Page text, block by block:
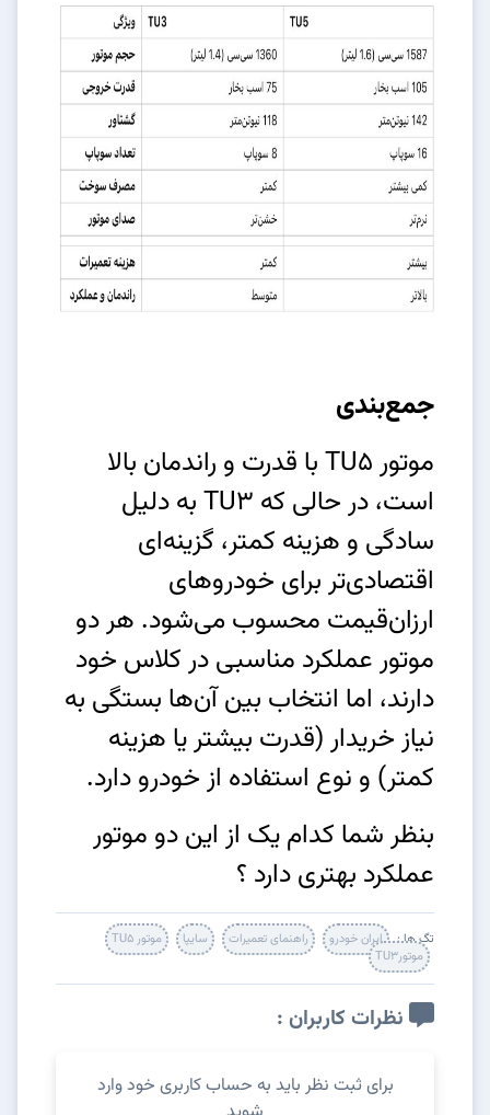
جمع‌بندی
موتور TU5 با قدرت و راندمان بالا
است، در حالی که TU3 به دلیل
سادگی و هزینه کمتر، گزینه‌ای
اقتصادی‌تر برای خودروهای
ارزان‌قیمت محسوب می‌شود. هر دو
موتور عملکرد مناسبی در کلاس خود
دارند، اما انتخاب بین آن‌ها بستگی به
نیاز خریدار (قدرت بیشتر یا هزینه
کمتر) و نوع استفاده از خودرو دارد.
بنظر شما کدام یک از این دو موتور
عملکرد بهتری دارد ؟
تگ ها : ایران خودرو راهنمای تعمیرات سایپا
موتور TU5
موتورTU3
نظرات کاربران :
برای ثبت نظر باید به حساب کاربری خود وارد